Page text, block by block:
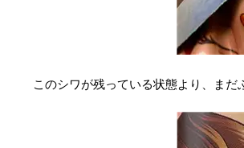
このシワが残っている状態より、まだ